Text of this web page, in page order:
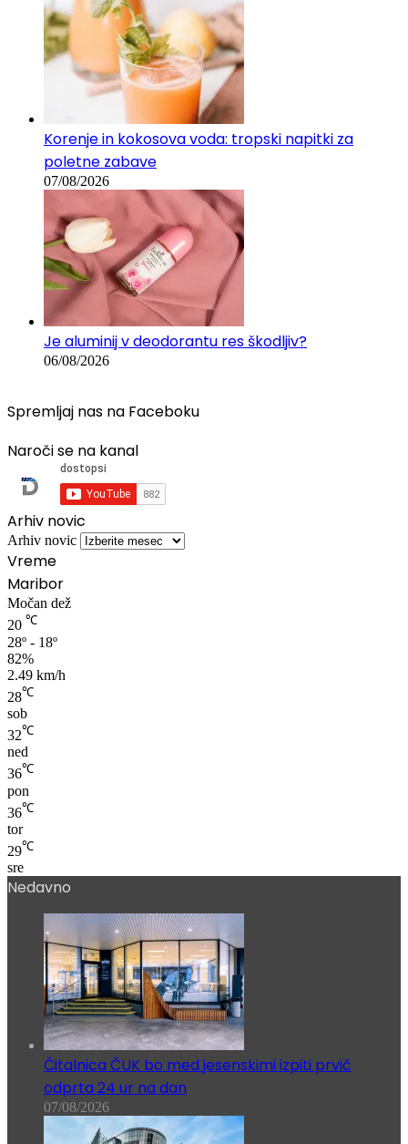
Korenje in kokosova voda: tropski napitki za
poletne zabave
07/08/2026
Je aluminij v deodorantu res škodljiv?
06/08/2026
Spremljaj nas na Faceboku
Naroči se na kanal
Arhiv novic
Arhiv novic
Vreme
Maribor
Močan dež
20 ℃
28º - 18º
82%
2.49 km/h
28℃
sob
32℃
ned
36℃
pon
36℃
tor
29℃
sre
Nedavno
Čitalnica ČUK bo med jesenskimi izpiti prvič
odprta 24 ur na dan
07/08/2026